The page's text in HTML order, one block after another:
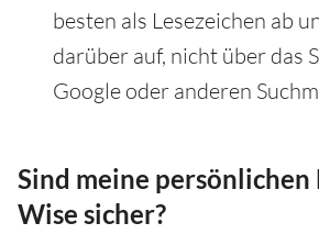
besten als Lesezeichen ab
darüber auf, nicht über das
Google oder anderen
Sind meine persönlichen
Wise sicher?